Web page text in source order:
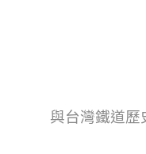
與台灣鐵道歷